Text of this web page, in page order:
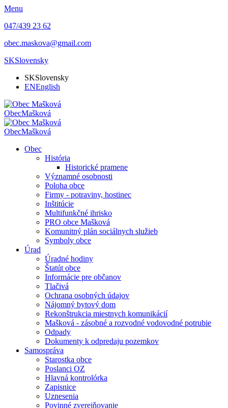
Menu
047/439 23 62
obec.maskova@gmail.com
SKSlovensky
SKSlovensky
ENEnglish
ObecMašková
ObecMašková
Obec
História
Historické pramene
Významné osobnosti
Poloha obce
Firmy - potraviny, hostinec
Inštitúcie
Multifunkčné ihrisko
PRO obce Mašková
Komunitný plán sociálnych služieb
Symboly obce
Úrad
Úradné hodiny
Štatút obce
Informácie pre občanov
Tlačivá
Ochrana osobných údajov
Nájomný bytový dom
Rekonštrukcia miestnych komunikácií
Mašková - zásobné a rozvodné vodovodné potrubie
Odpady
Dokumenty k odpredaju pozemkov
Samospráva
Starostka obce
Poslanci OZ
Hlavná kontrolórka
Zapisnice
Uznesenia
Povinné zverejňovanie